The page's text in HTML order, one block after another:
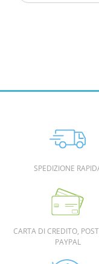
SPEDIZIONE
CARTA DI CREDITO,
PAYPAL